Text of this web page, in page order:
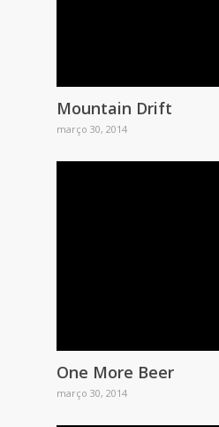
Mountain Drift
março 30, 2014
One More Beer
março 30, 2014